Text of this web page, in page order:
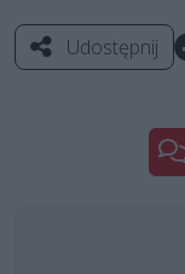
Udostępnij